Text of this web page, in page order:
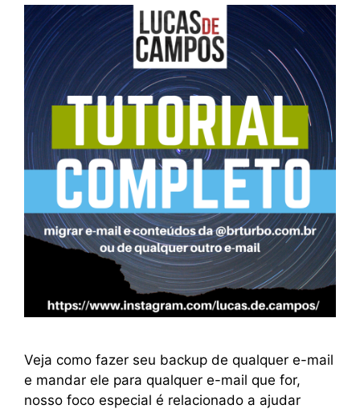
Veja como fazer seu backup de qualquer e-mail
e mandar ele para qualquer e-mail que for,
nosso foco especial é relacionado a ajudar